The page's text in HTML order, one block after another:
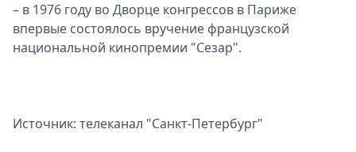
– в 1976 году во Дворце конгрессов в Париже
впервые состоялось вручение французской
национальной кинопремии "Сезар".
Источник: телеканал "Санкт-Петербург"